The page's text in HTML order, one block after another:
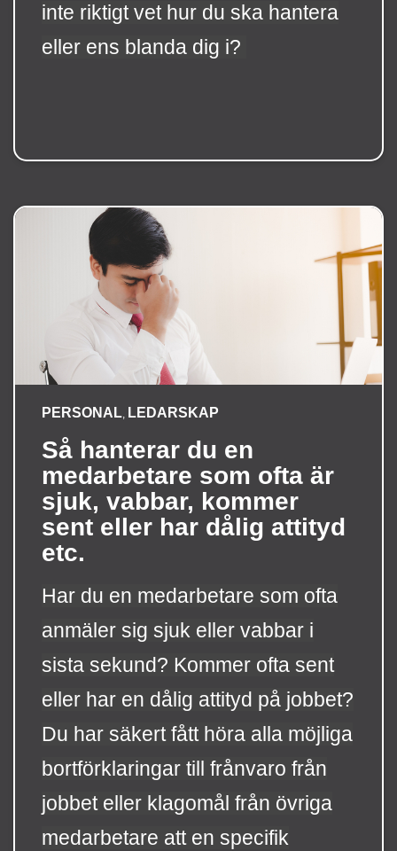
inte riktigt vet hur du ska hantera
eller ens blanda dig i?
PERSONAL, LEDARSKAP
Så hanterar du en
medarbetare som ofta är
sjuk, vabbar, kommer
sent eller har dålig attityd
etc.
Har du en medarbetare som ofta
anmäler sig sjuk eller vabbar i
sista sekund? Kommer ofta sent
eller har en dålig attityd på jobbet?
Du har säkert fått höra alla möjliga
bortförklaringar till frånvaro från
jobbet eller klagomål från övriga
medarbetare att en specifik